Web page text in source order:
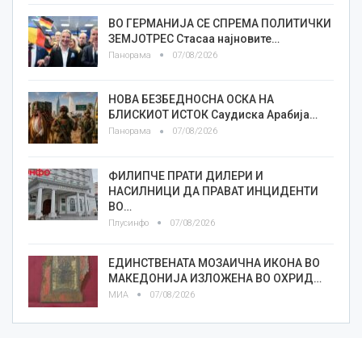
ВО ГЕРМАНИЈА СЕ СПРЕМА ПОЛИТИЧКИ
ЗЕМЈОТРЕС Стасаа најновите…
Панорама 07/08/2026
НОВА БЕЗБЕДНОСНА ОСКА НА
БЛИСКИОТ ИСТОК Саудиска Арабија…
Панорама 07/08/2026
ФИЛИПЧЕ ПРАТИ ДИЛЕРИ И
НАСИЛНИЦИ ДА ПРАВАТ ИНЦИДЕНТИ
ВО…
Плусинфо 07/08/2026
ЕДИНСТВЕНАТА МОЗАИЧНА ИКОНА ВО
МАКЕДОНИЈА ИЗЛОЖЕНА ВО ОХРИД…
МИА 07/08/2026